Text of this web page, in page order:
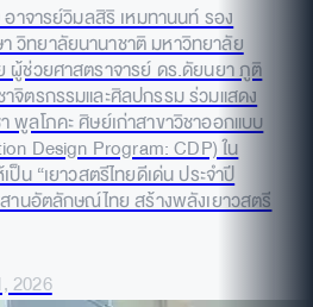
าจารย์วิมลสิริ เหมทานนท์ รอง
ทยาลัยนานาชาติ มหาวิทยาลัย
ช่วยศาสตราจารย์ ดร.ดัยนยา ภูติ
จิตรกรรมและศิลปกรรม ร่วมแสดง
ลโภคะ ศิษย์เก่าสาขาวิชาออกแบบ
Design Program: CDP) ใน
ป็น “เยาวสตรีไทยดีเด่น ประจำปี
านอัตลักษณ์ไทย สร้างพลังเยาวสตรี
2026